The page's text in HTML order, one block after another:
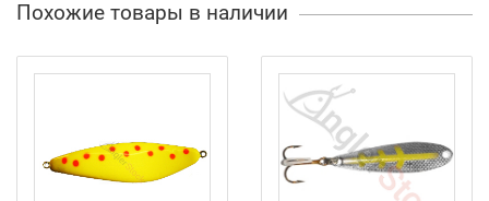
Похожие товары в наличии